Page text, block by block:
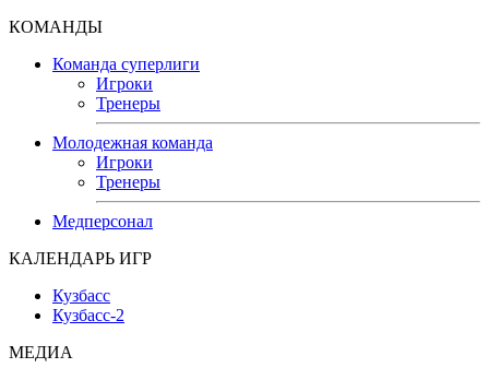
КОМАНДЫ
Команда суперлиги
Игроки
Тренеры
Молодежная команда
Игроки
Тренеры
Медперсонал
КАЛЕНДАРЬ ИГР
Кузбасс
Кузбасс-2
МЕДИА